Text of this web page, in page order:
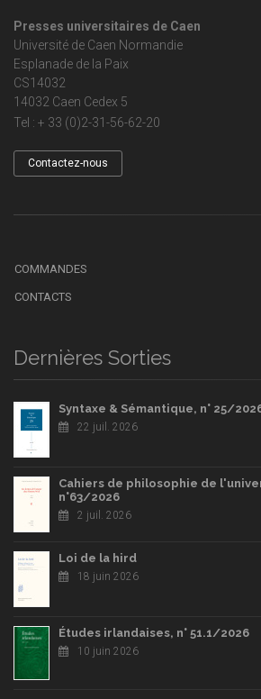
Presses universitaires de Caen
Université de Caen Normandie
Esplanade de la Paix
CS14032
14032 Caen Cedex 5
Tel : + 33 (0)2-31-56-62-20
Contactez-nous
COMMANDES
CONTACTS
Dernières Sorties
Syntaxe & Sémantique, n° 25/
22 juil. 2026
Cahiers de philosophie de
n°63/2026
2 juil. 2026
Loi de la hird
18 juin 2026
Études irlandaises, n° 51.1/2026
10 juin 2026